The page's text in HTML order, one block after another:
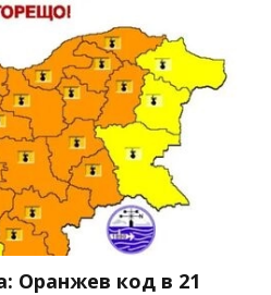
Оранжев код в 21